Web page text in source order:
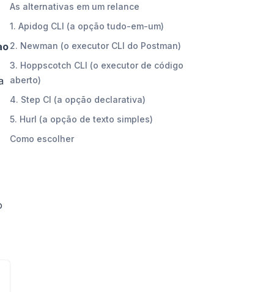
As alternativas em um relance
1. Apidog CLI (a opção tudo-em-um)
2. Newman (o executor CLI do Postman)
3. Hoppscotch CLI (o executor de código
aberto)
4. Step CI (a opção declarativa)
5. Hurl (a opção de texto simples)
Como escolher